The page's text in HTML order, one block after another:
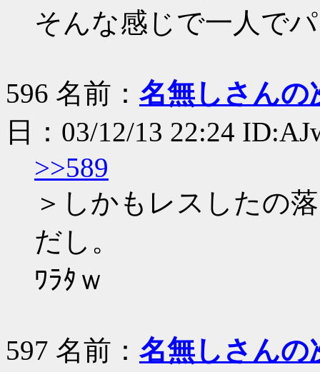
そんな感じで一人で
596 名前： 名無しさんの
日：03/12/13 22:24
>>589
＞しかもレスしたの
だし。
ﾜﾗﾀｗ
597 名前： 名無しさんの